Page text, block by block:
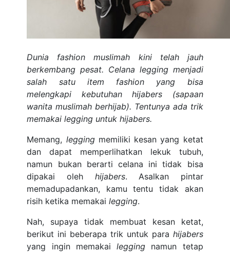
Dunia fashion muslimah kini telah jauh
berkembang pesat. Celana legging menjadi
salah satu item fashion yang bisa
melengkapi kebutuhan hijabers (sapaan
wanita muslimah berhijab). Tentunya ada trik
memakai legging untuk hijabers.
Memang, leggingmemiliki kesan yang ketat
dan dapat memperlihatkan lekuk tubuh,
namun bukan berarti celana ini tidak bisa
dipakai oleh hijabers. Asalkan pintar
memadupadankan, kamu tentu tidak akan
risih ketika memakailegging.
Nah, supaya tidak membuat kesan ketat,
berikut ini beberapa trik untuk para hijabers
yang ingin memakailegging namun tetap